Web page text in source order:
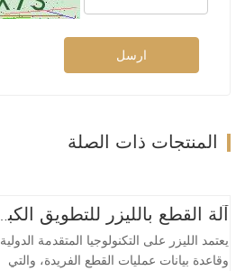
ارسل
المنتجات ذات الصلة
آلة القطع بالليزر للتطويق الكبير عالية السرعة
يعتمد الليزر على التكنولوجيا المتقدمة الدولية
وقاعدة بيانات عمليات القطع الفريدة، والتي